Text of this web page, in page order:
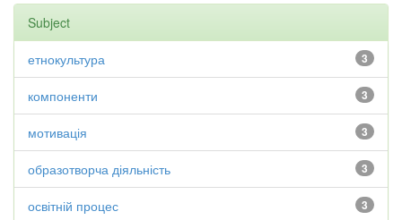
Subject
3
етнокультура
3
компоненти
3
мотивація
3
образотворча діяльність
3
освітній процес